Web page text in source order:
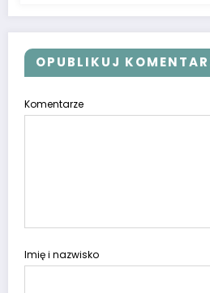
OPUBLIKUJ
Komentarze
Imię i nazwisko